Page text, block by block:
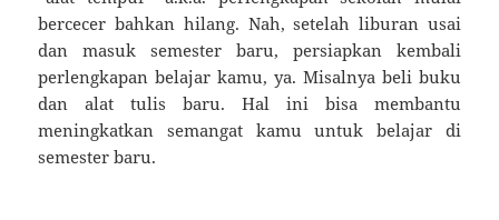
bercecer bahkan hilang. Nah, setelah liburan usai
dan masuk semester baru, persiapkan kembali
perlengkapan belajar kamu, ya. Misalnya beli buku
dan alat tulis baru. Hal ini bisa membantu
meningkatkan semangat kamu untuk belajar di
semester baru.